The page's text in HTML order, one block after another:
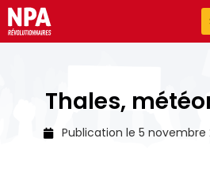
Thales,
Publication le5 novembre